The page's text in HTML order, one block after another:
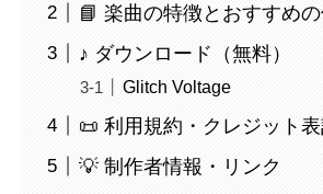
📘 楽曲の特徴とおすすめ
♪ ダウンロード（無料）
Glitch Voltage
📜 利用規約・クレジット
💡 制作者情報・リンク